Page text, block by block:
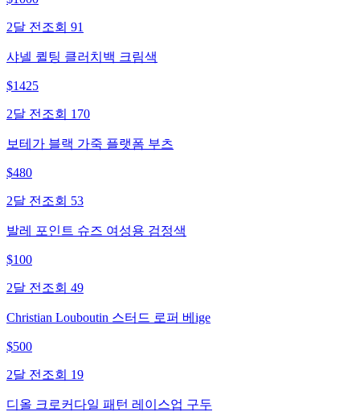
2달 전 조회 91
샤넬 퀼팅 클러치백 크림색
$1425
2달 전 조회 170
보테가 블랙 가죽 플랫폼 부츠
$480
2달 전 조회 53
발레 포인트 슈즈 여성용 검정색
$100
2달 전 조회 49
Christian Louboutin 스터드 로퍼 베ige
$500
2달 전 조회 19
디올 크로커다일 패턴 레이스업 구두